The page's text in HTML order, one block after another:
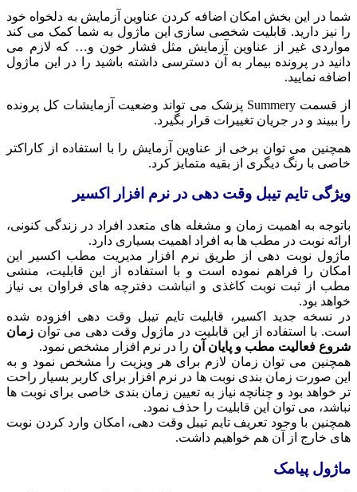
شما در این بخش امکان اضافه کردن عناوین آزمایش به دلخواه خود
را نیز دارید. قابلیت شخصی سازی این ماژول به شما کمک می کند
مواردی غیر از عناوین آزمایش مثل فشار خون و… که لازم می
دانید در پرونده بیمار به آن دسترسی داشته باشید را در این ماژول
اضافه نمایید.
از قسمت Summery پزشک می تواند وضعیت آزمایشات کل پرونده
را ببیند و در جریان تغییرات قرار بگیرد.
همچنین می توان برخی از عناوین آزمایش را با استفاده از کاراکتر
خاصی با رنگ دیگری از بقیه متمایز کرد.
ویژگی تایم تیبل وقت دهی در نرم افزار اکسیر
باتوجه به اهمیت زمان و مشغله های متعدد افراد در زندگی کنونی،
ارائه نوبت در مطب ها به افراد اهمیت بسیاری دارد.
ماژول نوبت دهی از طریق نرم افزار مدیریت مطب اکسیر این
امکان را فراهم نموده است و با استفاده از این قابلیت، منشی
مطب از ثبت نوبت کاغذی و انباشت دفترچه های فراوان بی نیاز
خواهد بود.
در نسخه جدید اکسیر، قابلیت تایم تیبل وقت دهی افزوده شده
است. با استفاده از این قابلیت در ماژول وقت دهی می توان زمان
شروع فعالیت مطب و پایان آن را در نرم افزار مشخص نمود.
همچنین می توان زمان لازم برای هر ویزیت را مشخص نمود و به
این صورت زمان بندی نوبت ها در نرم افزار برای کاربر بسیار راحت
تر خواهد بود و چنانچه نیاز به تعیین زمان بندی خاصی برای نوبت ها
نباشد، می توان این قابلیت را حذف نمود.
همچنین با وجود تعریف تایم تیبل وقت دهی، امکان وارد کردن نوبت
های خارج از آن هم خواهیم داشت.
ماژول پیامک